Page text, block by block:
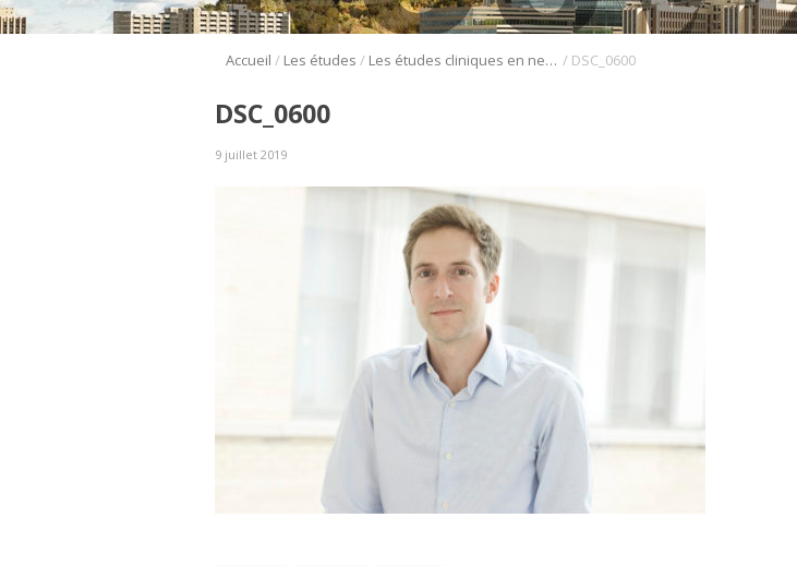
Accueil / Les études / Les études cliniques en neurologie pédiatrique / DSC_0600
DSC_0600
9 juillet 2019